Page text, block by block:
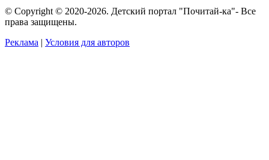
© Copyright © 2020-2026. Детский портал "Почитай-ка"- Все
права защищены.
Реклама | Условия для авторов